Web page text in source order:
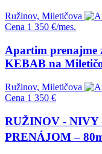
Ružinov, Miletičova
Cena 1 350 €/mes.
Apartim prenajme
KEBAB na
Ružinov, Miletičova
Cena 1 350 €
RUŽINOV -
PRENÁJOM –